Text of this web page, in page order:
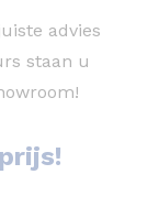
advies
staan u